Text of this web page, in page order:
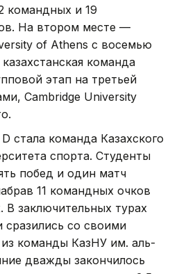
командных и 19
На втором месте —
of Athens с восемью
команда
этап на третьей
Cambridge University
стала команда Казахского
спорта. Студенты
побед и один матч
11 командных очков
В заключительных турах
сразились со своими
команды КазНУ им. аль-
дважды закончилось